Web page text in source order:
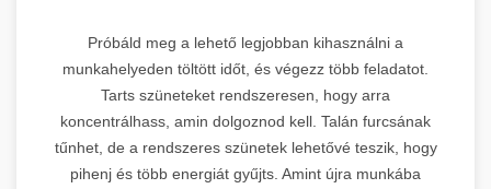
Próbáld meg a lehető legjobban kihasználni a
munkahelyeden töltött időt, és végezz több feladatot.
Tarts szüneteket rendszeresen, hogy arra
koncentrálhass, amin dolgoznod kell. Talán furcsának
tűnhet, de a rendszeres szünetek lehetővé teszik, hogy
pihenj és több energiát gyűjts. Amint újra munkába